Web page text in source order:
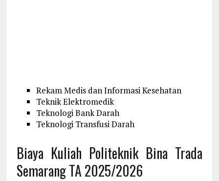
Rekam Medis dan Informasi Kesehatan
Teknik Elektromedik
Teknologi Bank Darah
Teknologi Transfusi Darah
Biaya Kuliah Politeknik Bina Trada
Semarang TA 2025/2026